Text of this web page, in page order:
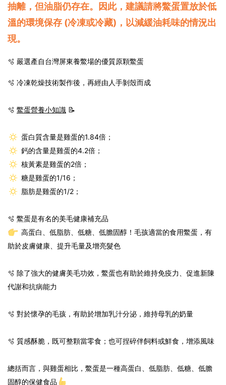
抽離，但油脂仍存在。因此，建議請將鱉蛋置放於低
溫的環境保存 (冷凍或冷藏)，以減緩油耗味的情況出
現。
🫧 嚴選產自台灣屏東養鱉場的優質原顆鱉蛋
🫧 冷凍乾燥技術製作後，再經由人手剝殼而成
🫧 鱉蛋營養小知識 📝
蛋白質含量是雞蛋的1.84倍；
鈣的含量是雞蛋的4.2倍；
核黃素是雞蛋的2倍；
糖是雞蛋的1/16；
脂肪是雞蛋的1/2；
🫧 鱉蛋是有名的美毛健康補充品
高蛋白、低脂肪、低糖、低膽固醇！毛孩適當的食用鱉蛋，有
助於皮膚健康、提升毛量及增亮髮色
🫧 除了強大的健膚美毛功效，鱉蛋也有助於維持免疫力、促進新陳
代謝和抗病能力
🫧 對於懷孕的毛孩，有助於增加乳汁分泌，維持母乳的奶量
🫧 質感酥脆，既可整顆當零食；也可捏碎伴飼料或鮮食，增添風味
總括而言，與雞蛋相比，鱉蛋是一種高蛋白、低脂肪、低糖、低膽
固醇的保健食品